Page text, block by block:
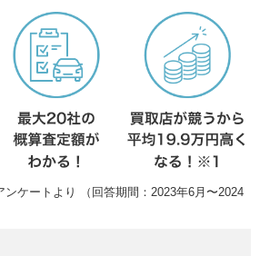
ケートより （回答期間：2023年6月〜2024